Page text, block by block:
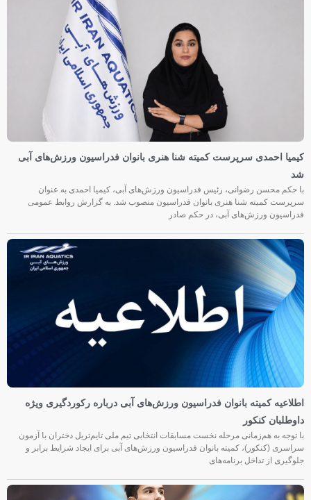
کیمیا احمدی سرپرست کمیته شنا هنری بانوان فدراسیون ورزش‌های آبی
شد
با حکم محسن رضوانی، رئیس فدراسیون ورزش‌های آبی، کیمیا احمدی به عنوان
سرپرست کمیته شنا هنری بانوان فدراسیون منصوب شد. به گزارش روابط عمومی
فدراسیون ورزش‌های آبی، در حکم صادر
اطلاعیه کمیته بانوان فدراسیون ورزش‌های آبی درباره رکوردگیری ویژه
داوطلبان کنکور
با توجه به هم‌زمانی مرحله نخست مسابقات انتخابی تیم ملی تایم‌تریل دختران با آزمون
سراسری (کنکور)، کمیته بانوان فدراسیون ورزش‌های آبی برای ایجاد شرایط برابر و
جلوگیری از تداخل برنامه‌های